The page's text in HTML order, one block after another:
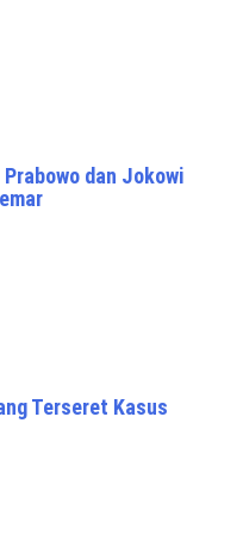
dan Jokowi
Terseret Kasus